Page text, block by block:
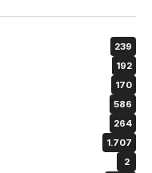
239
192
170
586
264
1.707
2